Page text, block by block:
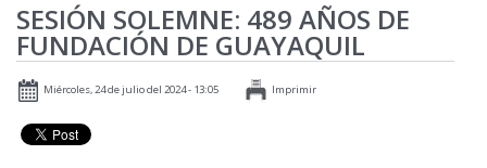
LEGISLAMOS
FISCALIZAMOS
TRANSPARENCIA
PRENSA
PARTICIPACIÓN
SESIÓN SOLEMNE: 489 AÑOS DE
FUNDACIÓN DE GUAYAQUIL
Miércoles, 24 de julio del 2024 - 13:05 Imprimir